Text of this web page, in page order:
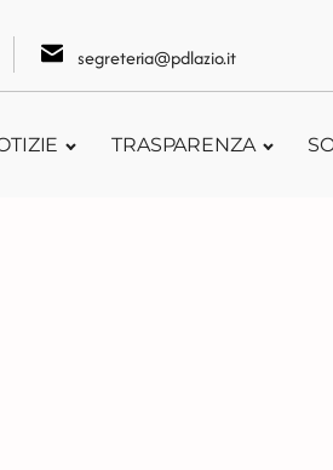
segreteria@pdlazio.it
TRASPARENZA